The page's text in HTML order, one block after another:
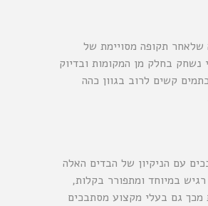
שלאחר תקופה מסויימת של
נשחק בחלק מן המקומות ובדיוק
קשים לרוב בגוון כהה
עם הניקיון של הבדים האלה
רגיש במיוחד ומתפורר בקלות,
מכך גם בעלי מקצוע מסתבכים